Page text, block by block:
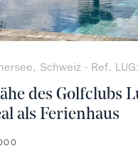
Schweiz - Ref.
des Golfclubs
als Ferienhaus